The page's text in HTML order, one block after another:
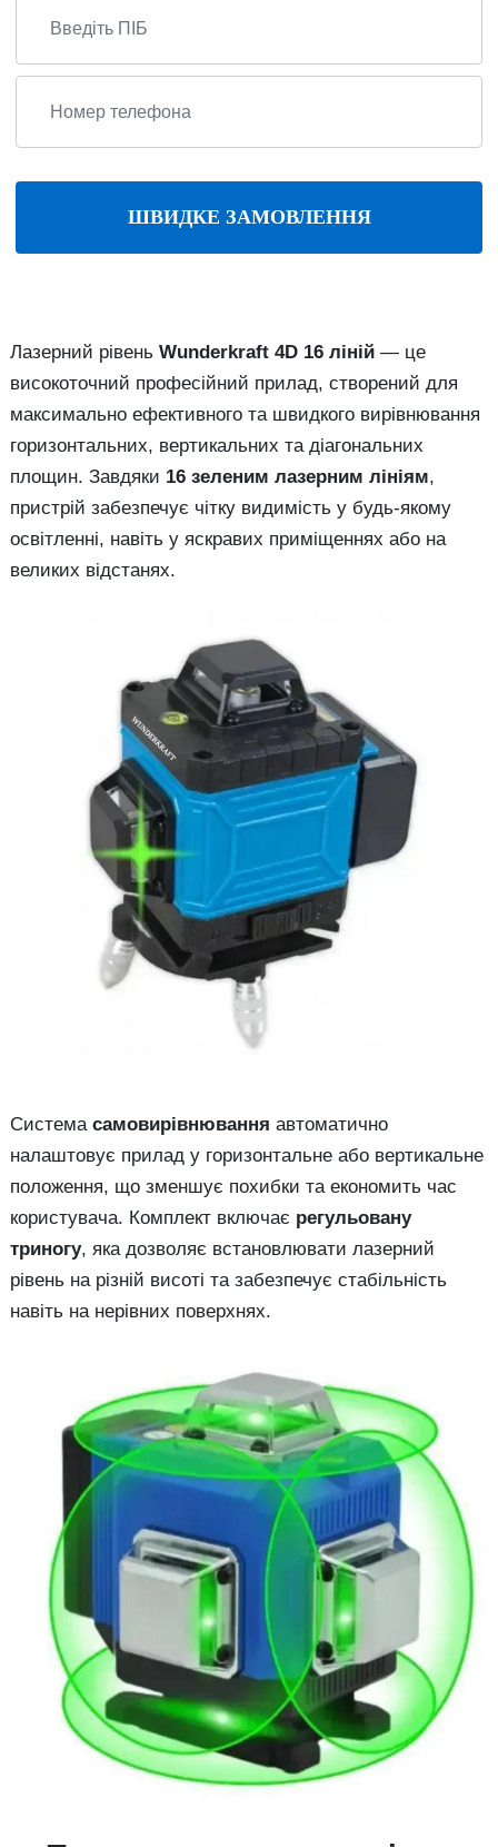
ШВИДКЕ ЗАМОВЛЕННЯ
Лазерний рівень Wunderkraft 4D 16 ліній — це
високоточний професійний прилад, створений для
максимально ефективного та швидкого вирівнювання
горизонтальних, вертикальних та діагональних
площин. Завдяки 16 зеленим лазерним лініям,
пристрій забезпечує чітку видимість у будь-якому
освітленні, навіть у яскравих приміщеннях або на
великих відстанях.
Система самовирівнювання автоматично
налаштовує прилад у горизонтальне або вертикальне
положення, що зменшує похибки та економить час
користувача. Комплект включає регульовану
триногу, яка дозволяє встановлювати лазерний
рівень на різній висоті та забезпечує стабільність
навіть на нерівних поверхнях.